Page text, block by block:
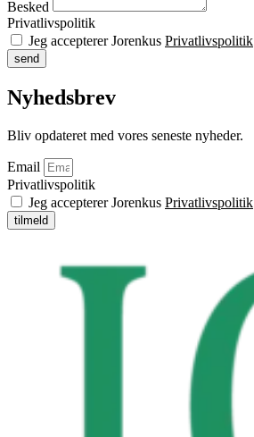
Besked
Privatlivspolitik
Jeg accepterer Jorenkus Privatlivspolitik
send
Nyhedsbrev
Bliv opdateret med vores seneste nyheder.
Email
Privatlivspolitik
Jeg accepterer Jorenkus Privatlivspolitik
tilmeld